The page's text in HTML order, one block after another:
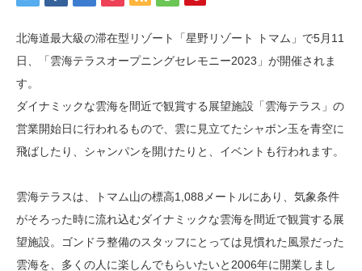
北海道最大級の滞在型リゾート「星野リゾート トマム」で5月11
日、「雲海テラスオープニングセレモニー2023」が開催されま
す。
ダイナミックな雲海を間近で観賞する展望施設「雲海テラス」の
営業開始日に行われるもので、雲に見立てたシャボン玉を青空に
飛ばしたり、シャンパンを開けたりと、イベントも行われます。
雲海テラスは、トマム山の標高1,088メートルにあり、気象条件
がそろった時に流れ込むダイナミックな雲海を間近で観賞する展
望施設。ゴンドラ整備のスタッフにとっては見慣れた風景だった
雲海を、多くの人に楽しんでもらいたいと2006年に開業しまし